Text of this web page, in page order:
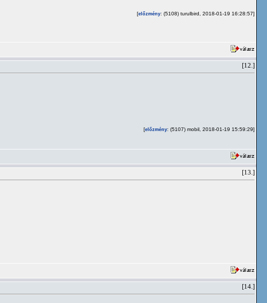
[előzmény: (5108) turulbird, 2018-01-19 16:28:57]
[12.]
[előzmény: (5107) mobil, 2018-01-19 15:59:29]
[13.]
[14.]